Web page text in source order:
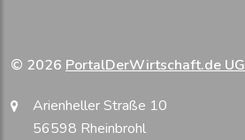
© 2026 PortalDerWirtschaft.de UG
Arienheller Straße 10
56598 Rheinbrohl